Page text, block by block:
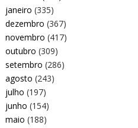
janeiro (335)
dezembro (367)
novembro (417)
outubro (309)
setembro (286)
agosto (243)
julho (197)
junho (154)
maio (188)